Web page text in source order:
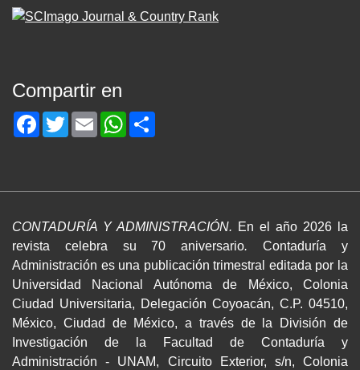
Compartir en
Facebook
TwitterEmailWhatsApp
CONTADURÍA Y ADMINISTRACIÓN. En el año 2026 la
revista celebra su 70 aniversario.Contaduría y
Administración es una publicación trimestral editada por la
Universidad Nacional Autónoma de México, Colonia
Ciudad Universitaria, Delegación Coyoacán, C.P. 04510,
México, Ciudad de México, a través de la División de
Investigación de la Facultad de Contaduría y
Administración - UNAM, Circuito Exterior, s/n, Colonia